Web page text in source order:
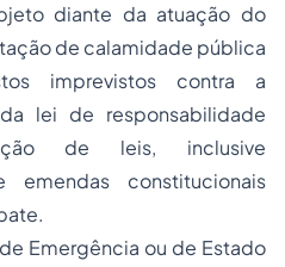
diante da atuação do
de calamidade pública
imprevistos contra a
lei de responsabilidade
de leis, inclusive
constitucionais
Emergência ou de Estado